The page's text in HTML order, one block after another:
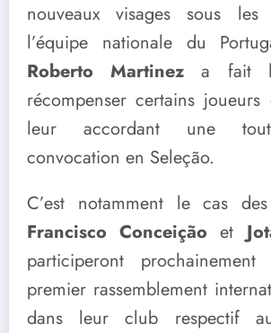
nouveaux visages sous
l’équipe nationale du
Roberto Martinez a fait
récompenser certains
leur accordant une
convocation en Seleção.
C’est notamment le cas
Francisco Conceição et
participeront
premier rassemblement
dans leur club respectif